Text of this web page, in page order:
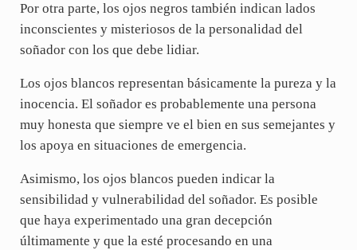
Por otra parte, los ojos negros también indican lados
inconscientes y misteriosos de la personalidad del
soñador con los que debe lidiar.
Los ojos blancos representan básicamente la pureza y la
inocencia. El soñador es probablemente una persona
muy honesta que siempre ve el bien en sus semejantes y
los apoya en situaciones de emergencia.
Asimismo, los ojos blancos pueden indicar la
sensibilidad y vulnerabilidad del soñador. Es posible
que haya experimentado una gran decepción
últimamente y que la esté procesando en una